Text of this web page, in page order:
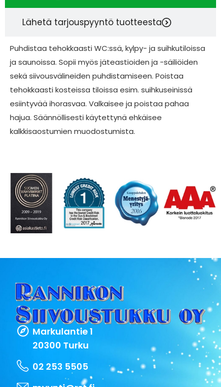
Lähetä tarjouspyyntö tuotteesta
Puhdistaa tehokkaasti WC:ssä, kylpy- ja suihkutiloissa
ja saunoissa. Sopii myös jäteastioiden ja -säiliöiden
sekä siivousvälineiden puhdistamiseen. Poistaa
tehokkaasti kosteissa tiloissa esim. suihkuseinissä
esiintyvää ihorasvaa. Valkaisee ja poistaa pahaa
hajua. Säännöllisesti käytettynä ehkäisee
kalkkisaostumien muodostumista.
Markulantie 1
20300 Turku
02 253 5505